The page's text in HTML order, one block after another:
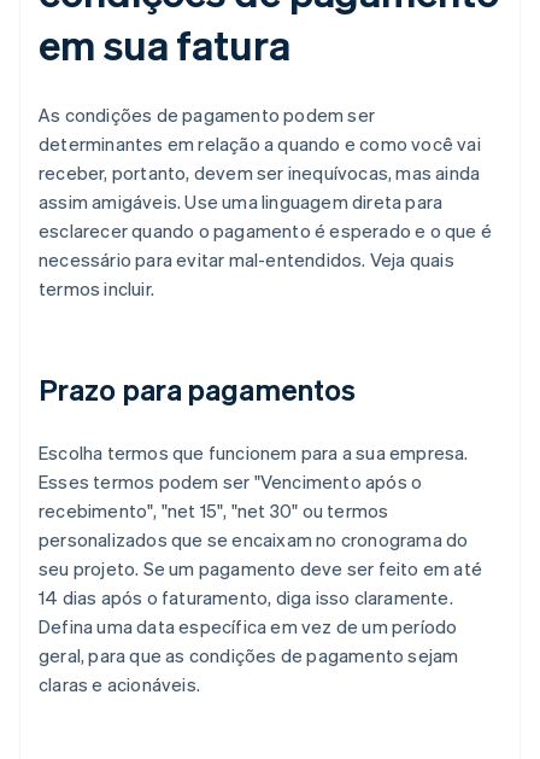
em sua fatura
As condições de pagamento podem ser
determinantes em relação a quando e como você vai
receber, portanto, devem ser inequívocas, mas ainda
assim amigáveis. Use uma linguagem direta para
esclarecer quando o pagamento é esperado e o que é
necessário para evitar mal-entendidos. Veja quais
termos incluir.
Prazo para pagamentos
Escolha termos que funcionem para a sua empresa.
Esses termos podem ser "Vencimento após o
recebimento", "net 15", "net 30" ou termos
personalizados que se encaixam no cronograma do
seu projeto. Se um pagamento deve ser feito em até
14 dias após o faturamento, diga isso claramente.
Defina uma data específica em vez de um período
geral, para que as condições de pagamento sejam
claras e acionáveis.